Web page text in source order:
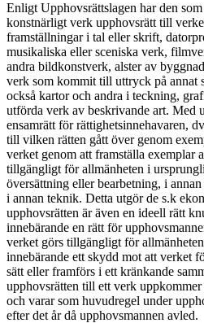
Enligt Upphovsrättslagen har den
konstnärligt verk upphovsrätt till
framställningar i tal eller skrift,
musikaliska eller sceniska verk,
andra bildkonstverk, alster av
verk som kommit till uttryck på annat
också kartor och andra i teckning,
utförda verk av beskrivande art. Med
ensamrätt för rättighetsinnehavaren,
till vilken rätten gått över genom
verket genom att framställa exemplar
tillgängligt för allmänheten i
översättning eller bearbetning, i
i annan teknik. Detta utgör de s.k
upphovsrätten är även en ideell rätt
innebärande en rätt för
verket görs tillgängligt för
innebärande ett skydd mot att verket
sätt eller framförs i ett kränkande
upphovsrätten till ett verk
och varar som huvudregel under
efter det år då upphovsmannen avled.